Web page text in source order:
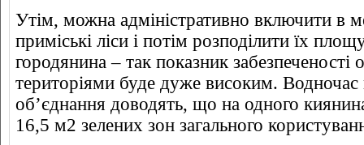
Утім, можна адміністративно включити в
приміські ліси і потім розподілити їх
городянина – так показник забезпеченості
територіями буде дуже високим. Водночас
об’єднання доводять, що на одного
16,5 м2 зелених зон загального